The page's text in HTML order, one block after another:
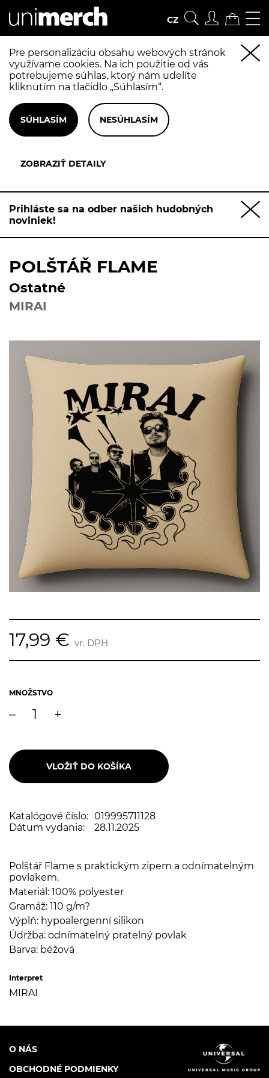
CZ
Pre personalizáciu obsahu webových stránok
využívame cookies. Na ich použitie od vás
potrebujeme súhlas, ktorý nám udelíte
kliknutím na tlačidlo „Súhlasím“.
Prihláste sa na odber našich hudobných
noviniek!
POLŠTÁŘ FLAME
Ostatné
MIRAI
17,99 € vr. DPH
MNOŽSTVO
– +
Katalógové číslo: 019995711128
Dátum vydania:
28.11.2025
Polštář Flame s praktickým zipem a odnímatelným
povlakem.
Materiál: 100% polyester
Gramáž: 110 g/m?
Výplň: hypoalergenní silikon
Údržba: odnímatelný pratelný povlak
Barva: béžová
Interpret
MIRAI
O NÁS
OBCHODNÉ PODMIENKY